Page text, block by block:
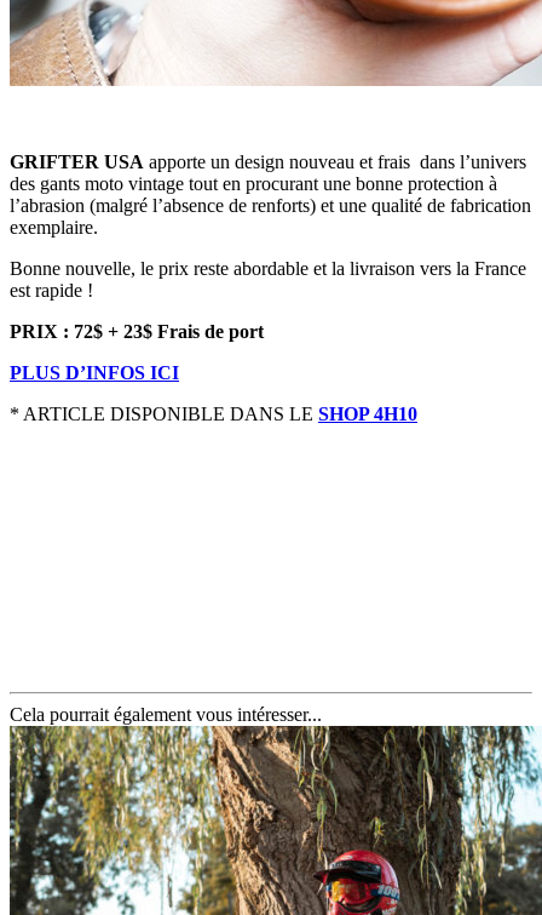
GRIFTER USA apporte un design nouveau et frais dans l’univers
des gants moto vintage tout en procurant une bonne protection à
l’abrasion (malgré l’absence de renforts) et une qualité de fabrication
exemplaire.
Bonne nouvelle, le prix reste abordable et la livraison vers la France
est rapide !
PRIX : 72$ + 23$ Frais de port
PLUS D’INFOS ICI
* ARTICLE DISPONIBLE DANS LE SHOP 4H10
Cela pourrait également vous intéresser...